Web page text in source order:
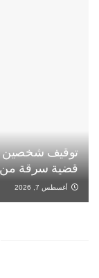
توقيف شخصين
قضية سرقة من
أغسطس 7, 2026